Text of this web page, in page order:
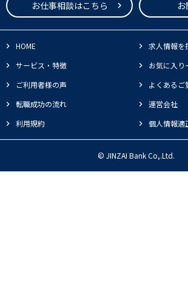
お仕事相談はこちら
HOME
求人情報を
サービス・特徴
お気に入り
ご利用者様の声
よくあるご
転職成功の流れ
運営会社
利用規約
個人情報適
© JINZAI Bank Co,.Ltd.